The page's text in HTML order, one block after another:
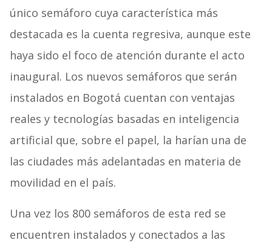
único semáforo cuya característica más
destacada es la cuenta regresiva, aunque este
haya sido el foco de atención durante el acto
inaugural. Los nuevos semáforos que serán
instalados en Bogotá cuentan con ventajas
reales y tecnologías basadas en inteligencia
artificial que, sobre el papel, la harían una de
las ciudades más adelantadas en materia de
movilidad en el país.
Una vez los 800 semáforos de esta red se
encuentren instalados y conectados a las